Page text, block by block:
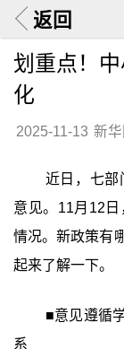
返回
划重点！
化
2025-11-13 新华
近日，七部
意见。11月12
情况。新政策有
起来了解一下。
■意见遵循
系